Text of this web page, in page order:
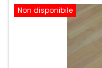
Non disponibile